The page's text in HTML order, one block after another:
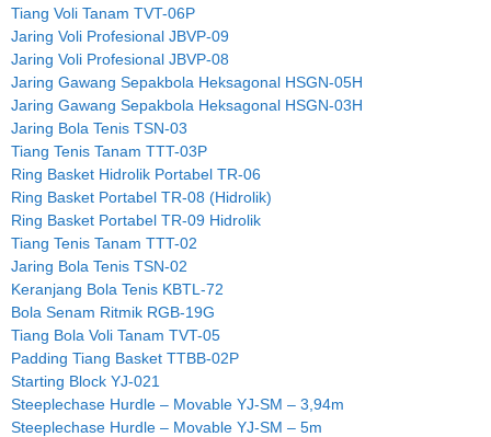
Tiang Voli Tanam TVT-06P
Jaring Voli Profesional JBVP-09
Jaring Voli Profesional JBVP-08
Jaring Gawang Sepakbola Heksagonal HSGN-05H
Jaring Gawang Sepakbola Heksagonal HSGN-03H
Jaring Bola Tenis TSN-03
Tiang Tenis Tanam TTT-03P
Ring Basket Hidrolik Portabel TR-06
Ring Basket Portabel TR-08 (Hidrolik)
Ring Basket Portabel TR-09 Hidrolik
Tiang Tenis Tanam TTT-02
Jaring Bola Tenis TSN-02
Keranjang Bola Tenis KBTL-72
Bola Senam Ritmik RGB-19G
Tiang Bola Voli Tanam TVT-05
Padding Tiang Basket TTBB-02P
Starting Block YJ-021
Steeplechase Hurdle – Movable YJ-SM – 3,94m
Steeplechase Hurdle – Movable YJ-SM – 5m